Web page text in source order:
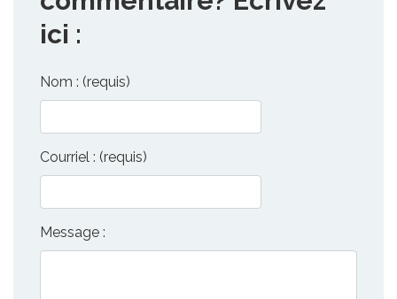
ici :
Nom : (requis)
Courriel : (requis)
Message :